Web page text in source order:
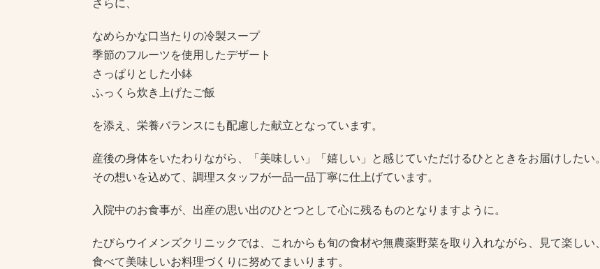
さらに、
なめらかな口当たりの冷製スープ
季節のフルーツを使用したデザート
さっぱりとした小鉢
ふっくら炊き上げたご飯
を添え、栄養バランスにも配慮した献立となっています。
産後の身体をいたわりながら、「美味しい」「嬉しい」と感じていただけるひとときをお届けしたい。
その想いを込めて、調理スタッフが一品一品丁寧に仕上げています。
入院中のお食事が、出産の思い出のひとつとして心に残るものとなりますように。
たびらウイメンズクリニックでは、これからも旬の食材や無農薬野菜を取り入れながら、見て楽しい、
食べて美味しいお料理づくりに努めてまいります。